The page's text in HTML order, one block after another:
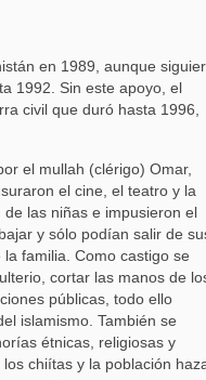
en 1989, aunque
1992. Sin este apoyo, el
civil que duró hasta 1996,
el mullah (clérigo) Omar,
el cine, el teatro y la
las niñas e impusieron el
y sólo podían salir de
familia. Como castigo se
cortar las manos de
públicas, todo ello
islamismo. También se
étnicas, religiosas y
chiítas y la población